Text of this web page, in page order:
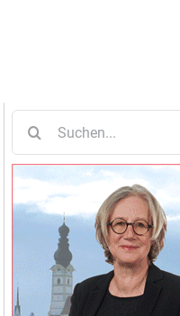
nach: